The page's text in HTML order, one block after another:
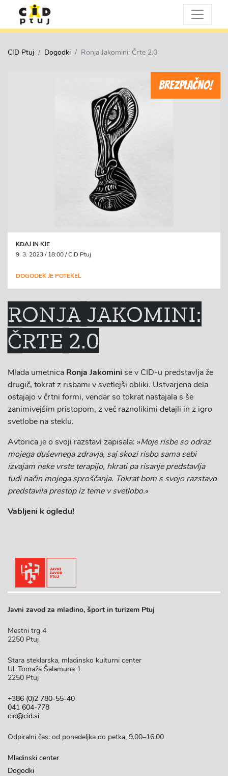
CID Ptuj Dogodki Ronja Jakomini: Črte 2.0
BREZPLAČNO!
KDAJ IN KJE
9. 3. 2023 / 18:00 / CID Ptuj
DOGODEK JE POTEKEL
RONJA JAKOMINI:
ČRTE 2.0
Mlada umetnica Ronja Jakomini se v CID-u predstavlja že
drugič, tokrat z risbami v svetlejši obliki. Ustvarjena dela
ostajajo v črtni formi, vendar so tokrat nastajala s še
zanimivejšim pristopom, z več raznolikimi detajli in z igro
svetlobe na steklu.
Avtorica je o svoji razstavi zapisala: »Moje risbe so odraz
mojega duševnega zdravja, saj skozi risbo sama sebi
izvajam neke vrste terapijo, hkrati pa risanje predstavlja
tudi način mojega sproščanja. Tokrat bom s svojo razstavo
predstavila prestop iz teme v svetlobo.«
Vabljeni k ogledu!
Javni zavod za mladino, šport in turizem Ptuj
Mestni trg 4
2250 Ptuj
Stara steklarska, mladinsko kulturni center
Ul. Tomaža Šalamuna 1
2250 Ptuj
+386 (0)2 780-55-40
041 604-778
cid@cid.si
Odpiralni čas: od ponedeljka do petka, 9.00–16.00
Mladinski center
Dogodki